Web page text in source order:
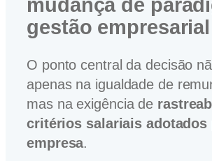
mudança de
gestão empresarial
O ponto central da decisão
apenas na igualdade de
mas na exigência de
critérios salariais adotados
empresa.